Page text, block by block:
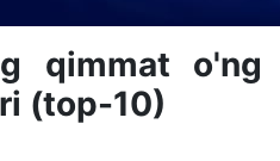
qimmat o'ng
(top-10)